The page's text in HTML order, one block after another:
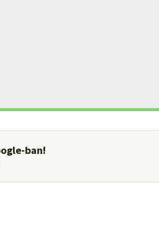
ban!